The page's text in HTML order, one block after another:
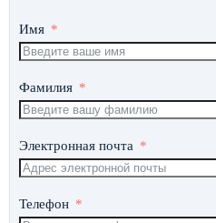
Имя
Фамилия
Электронная почта
Телефон